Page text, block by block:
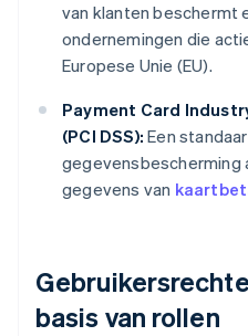
van klanten beschermt
ondernemingen die
Europese Unie (EU).
Payment Card
(PCI DSS): Een
gegevensbescherming
gegevens van
basis van rollen